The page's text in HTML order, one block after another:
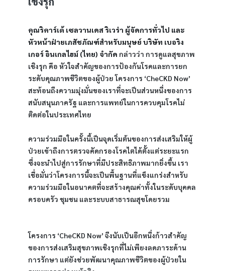
คุณริคาร์เต้ เซลวานเดส ริเวร่า ผู้จัดการทั่วไป และ
หัวหน้าฝ่ายเภสัชภัณฑ์สำหรับมนุษย์ บริษัท เบอริง
เกอร์ อินเกลไฮม์ (ไทย) จำกัด กล่าวว่า การดูแลสุขภาพ
เชิงรุก คือ หัวใจสำคัญของการป้องกันโรคและการยก
ระดับคุณภาพชีวิตของผู้ป่วย โครงการ ‘CheCKD Now’
สะท้อนถึงความมุ่งมั่นของเราที่จะเป็นส่วนหนึ่งของการ
สนับสนุนภาครัฐ และการแพทย์ในการควบคุมโรคไม่
ติดต่อในประเทศไทย
ความร่วมมือในครั้งนี้เป็นจุดเริ่มต้นของการส่งเสริมให้ผู้
ป่วยเข้าถึงการตรวจคัดกรองโรคไตได้ตั้งแต่ระยะแรก
ซึ่งจะนำไปสู่การรักษาที่มีประสิทธิภาพมากยิ่งขึ้น เรา
เชื่อมั่นว่าโครงการนี้จะเป็นพื้นฐานที่แข็งแกร่งสำหรับ
ความร่วมมือในอนาคตที่จะสร้างคุณค่าทั้งในระดับบุคคล
ครอบครัว ชุมชน และระบบสาธารณสุขโดยรวม
โครงการ ‘CheCKD Now’ จึงนับเป็นอีกหนึ่งก้าวสำคัญ
ของการส่งเสริมสุขภาพเชิงรุกที่ไม่เพียงลดภาระด้าน
การรักษา แต่ยังช่วยพัฒนาคุณภาพชีวิตของผู้ป่วยใน